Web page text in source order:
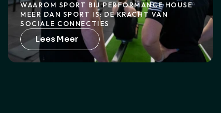
WAAROM SPORT BIJ PERFORMANCE HOUSE
MEER DAN SPORT IS: DE KRACHT VAN
SOCIALE CONNECTIES
Lees Meer